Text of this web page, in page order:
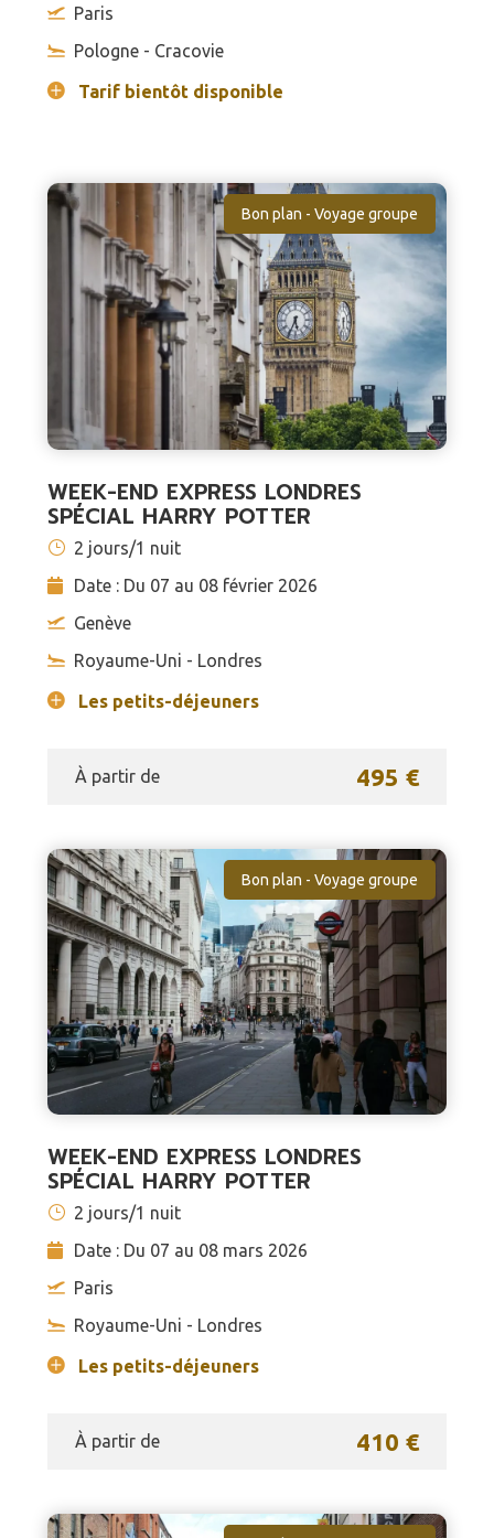
Paris
Pologne - Cracovie
Tarif bientôt disponible
Bon plan - Voyage groupe
WEEK-END EXPRESS LONDRES
SPÉCIAL HARRY POTTER
2 jours/1 nuit
Date : Du 07 au 08 février 2026
Genève
Royaume-Uni - Londres
Les petits-déjeuners
À partir de 495 €
Bon plan - Voyage groupe
WEEK-END EXPRESS LONDRES
SPÉCIAL HARRY POTTER
2 jours/1 nuit
Date : Du 07 au 08 mars 2026
Paris
Royaume-Uni - Londres
Les petits-déjeuners
À partir de 410 €